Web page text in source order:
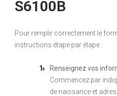
S6100B
Pour remplir correctement le
instructions étape par étape :
Renseignez vos
Commencez par
de naissance et